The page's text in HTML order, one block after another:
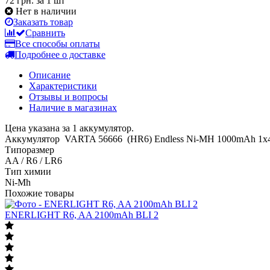
Нет в наличии
Заказать товар
Сравнить
Все способы оплаты
Подробнее о доставке
Описание
Характеристики
Отзывы и вопросы
Наличие в магазинах
Цена указана за 1 аккумулятор.
Аккумулятор VARTA 56666 (HR6) Endless Ni-MH 1000mAh
Типоразмер
AA / R6 / LR6
Тип химии
Ni-Mh
Похожие товары
ENERLIGHT R6, AA 2100mAh BLI 2